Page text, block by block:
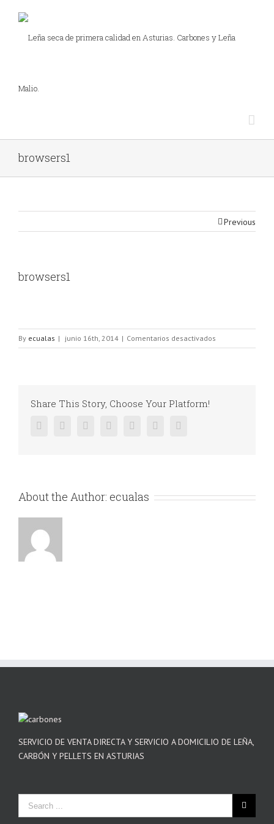
browsers1
Previous
browsers1
By ecualas | junio 16th, 2014 | Comentarios desactivados
browsers1
Share This Story, Choose Your Platform!
FacebookTwitter LinkedinReddit Google+Pinterest
About the Author: ecualas
SERVICIO DE VENTA DIRECTA Y SERVICIO A DOMICILIO DE LEÑA,
CARBÓN Y PELLETS EN ASTURIAS